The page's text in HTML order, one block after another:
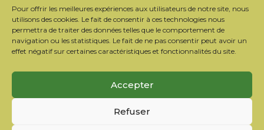
Pour offrir les meilleures expériences aux utilisateurs de notre site, nous
utilisons des cookies. Le fait de consentir à ces technologies nous
permettra de traiter des données telles que le comportement de
navigation ou les statistiques. Le fait de ne pas consentir peut avoir un
effet négatif sur certaines caractéristiques et fonctionnalités du site.
Accepter
Refuser
Tél. : 06 26 49 36 81 – contact@c2ds.eu
TwitterLinkedIn
Youtube
S’inscrire à la newsletter
Nos partenaires